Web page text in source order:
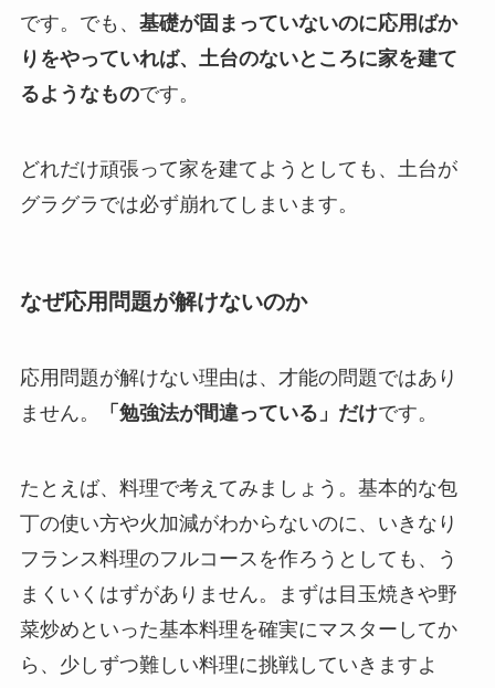
です。でも、 基礎が固まっていないのに応用ばか
りをやっていれば、土台のないところに家を建て
るようなものです。
どれだけ頑張って家を建てようとしても、土台が
グラグラでは必ず崩れてしまいます。
なぜ応用問題が解けないのか
応用問題が解けない理由は、才能の問題ではあり
ません。
「勉強法が間違っている」だけです。
たとえば、料理で考えてみましょう。基本的な包
丁の使い方や火加減がわからないのに、いきなり
フランス料理のフルコースを作ろうとしても、う
まくいくはずがありません。まずは目玉焼きや野
菜炒めといった基本料理を確実にマスターしてか
ら、少しずつ難しい料理に挑戦していきますよ